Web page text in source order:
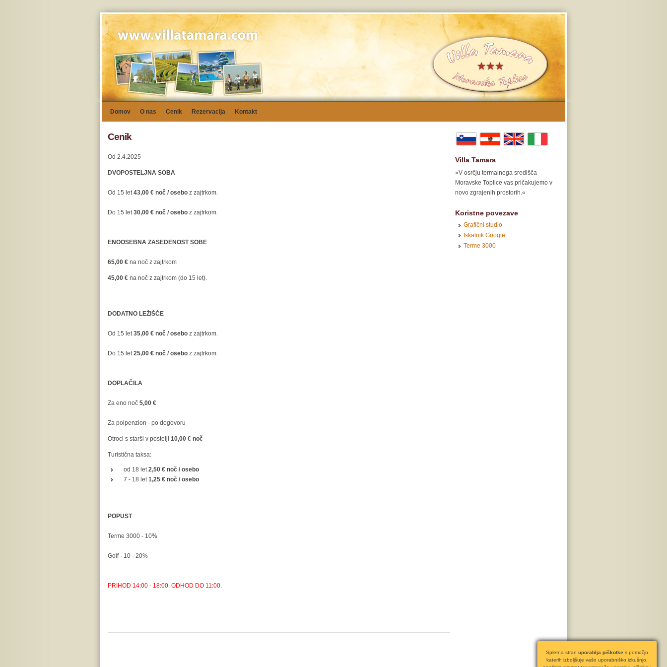
Domov O nas Cenik Rezervacija Kontakt
Cenik
Od 2.4.2025
DVOPOSTELJNA SOBA
Od 15 let 43,00 € noč / osebo z zajtrkom.
Do 15 let 30,00 € noč / osebo z zajtrkom
ENOOSEBNA ZASEDENOST SOBE
65,00 € na noč z zajtrkom
45,00 € na noč z zajtrkom (do 15 let).
DODATNO LEŽIŠČE
Od 15 let 35,00 € noč / osebo z zajtrkom.
Do 15 let 25,00 € noč / osebo z zajtrkom.
DOPLAČILA
Za eno noč 5,00 €
Za polpenzion - po dogovoru
Otroci s starši v postelji 10,00 € noč
Turistična taksa:
od 18 let 2,50 € noč / osebo
7 - 18 let1,25 € noč / osebo
POPUST
Terme 3000 - 10%
Golf - 10 - 20%
PRIHOD 14:00 - 18:00. ODHOD DO 11:00.
Villa Tamara
»V osrčju termalnega središča
Moravske Toplice vas pričakujemo v
novo zgrajenih prostorih.«
Koristne povezave
Grafični studio
Iskalnik Google
Terme 3000
Spletna stran uporablja piškotke s pomočjo
katerih izboljšuje vašo uporabniško izkušnjo,